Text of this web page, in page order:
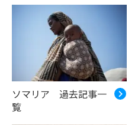
ソマリア 過去記事一
覧